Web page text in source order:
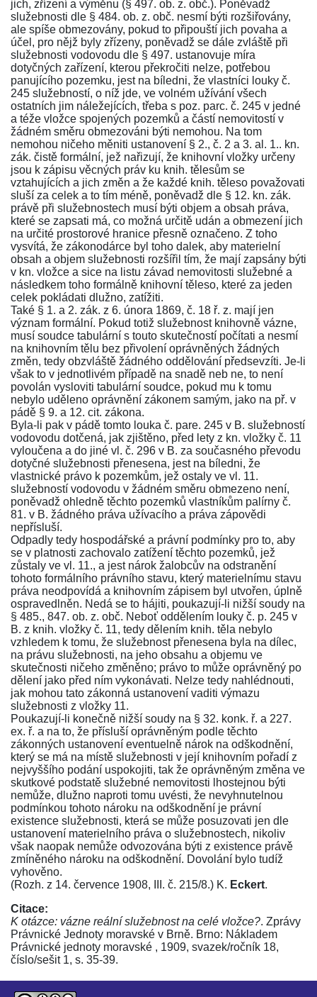
jich, zřízení a výměnu (§ 497. ob. z. obč.). Poněvadž
služebnosti dle § 484. ob. z. obč. nesmí býti rozšiřovány,
ale spíše obmezovány, pokud to připouští jich povaha a
účel, pro nějž byly zřízeny, poněvadž se dále zvláště při
služebnosti vodovodu dle § 497. ustanovuje míra
dotyčných zařízení, kterou překročiti nelze, potřebou
panujícího pozemku, jest na bíledni, že vlastníci louky č.
245 služebností, o níž jde, ve volném užívání všech
ostatních jim náležejících, třeba s poz. parc. č. 245 v jedné
a téže vložce spojených pozemků a částí nemovitostí v
žádném směru obmezováni býti nemohou. Na tom
nemohou ničeho měniti ustanovení § 2., č. 2 a 3. al. 1.. kn.
zák. čistě formální, jež nařizují, že knihovní vložky určeny
jsou k zápisu věcných práv ku knih. tělesům se
vztahujících a jich změn a že každé knih. těleso považovati
sluší za celek a to tím méně, poněvadž dle § 12. kn. zák.
právě při služebnostech musí býti objem a obsah práva,
které se zapsati má, co možná určitě udán a obmezení jich
na určité prostorové hranice přesně označeno. Z toho
vysvítá, že zákonodárce byl toho dalek, aby materielní
obsah a objem služebnosti rozšířil tím, že mají zapsány býti
v kn. vložce a sice na listu závad nemovitosti služebné a
následkem toho formálně knihovní těleso, které za jeden
celek pokládati dlužno, zatížiti.
Také § 1. a 2. zák. z 6. února 1869, č. 18 ř. z. mají jen
význam formální. Pokud totiž služebnost knihovně vázne,
musí soudce tabulární s touto skutečností počítati a nesmí
na knihovním tělu bez přivolení oprávněných žádných
změn, tedy obzvláště žádného oddělování předsevzíti. Je-li
však to v jednotlivém případě na snadě neb ne, to není
povolán vysloviti tabulární soudce, pokud mu k tomu
nebylo uděleno oprávnění zákonem samým, jako na př. v
pádě § 9. a 12. cit. zákona.
Byla-li pak v pádě tomto louka č. pare. 245 v B. služebností
vodovodu dotčená, jak zjištěno, před lety z kn. vložky č. 11
vyloučena a do jiné vl. č. 296 v B. za současného převodu
dotyčné služebnosti přenesena, jest na bíledni, že
vlastnické právo k pozemkům, jež ostaly ve vl. 11.
služebností vodovodu v žádném směru obmezeno není,
poněvadž ohledně těchto pozemků vlastníkům palírny č.
81. v B. žádného práva užívacího a práva zápovědi
nepřísluší.
Odpadly tedy hospodářské a právní podmínky pro to, aby
se v platnosti zachovalo zatížení těchto pozemků, jež
zůstaly ve vl. 11., a jest nárok žalobcův na odstranění
tohoto formálního právního stavu, který materielnímu stavu
práva neodpovídá a knihovním zápisem byl utvořen, úplně
ospravedlněn. Nedá se to hájiti, poukazují-li nižší soudy na
§ 485., 847. ob. z. obč. Neboť oddělením louky č. p. 245 v
B. z knih. vložky č. 11, tedy dělením knih. těla nebylo
vzhledem k tomu, že služebnost přenesena byla na dílec,
na právu služebnosti, na jeho obsahu a objemu ve
skutečnosti ničeho změněno; právo to může oprávněný po
dělení jako před ním vykonávati. Nelze tedy nahlédnouti,
jak mohou tato zákonná ustanovení vaditi výmazu
služebnosti z vložky 11.
Poukazují-li konečně nižší soudy na § 32. konk. ř. a 227.
ex. ř. a na to, že přísluší oprávněným podle těchto
zákonných ustanovení eventuelně nárok na odškodnění,
který se má na místě služebnosti v její knihovním pořadí z
nejvyššího podání uspokojiti, tak že oprávněným změna ve
skutkové podstatě služebné nemovitosti lhostejnou býti
nemůže, dlužno naproti tomu uvésti, že nevyhnutelnou
podmínkou tohoto nároku na odškodnění je právní
existence služebnosti, která se může posuzovati jen dle
ustanovení materielního práva o služebnostech, nikoliv
však naopak nemůže odvozována býti z existence právě
zmíněného nároku na odškodnění. Dovolání bylo tudíž
vyhověno.
(Rozh. z 14. července 1908, III. č. 215/8.) K. Eckert.
Citace:
K otázce: vázne reální služebnost na celé vložce?. Zprávy
Právnické Jednoty moravské v Brně. Brno: Nákladem
Právnické jednoty moravské , 1909, svazek/ročník 18,
číslo/sešit 1, s. 35-39.